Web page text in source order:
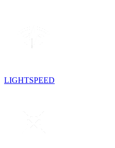
LIGHTSPEED